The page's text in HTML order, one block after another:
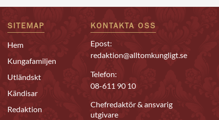
SITEMAP
Hem
Kungafamiljen
Utländskt
Kändisar
Redaktion
KONTAKTA OSS
Epost:
redaktion@alltomkungligt.se
Telefon:
08-611 90 10
Chefredaktör & ansvarig
utgivare